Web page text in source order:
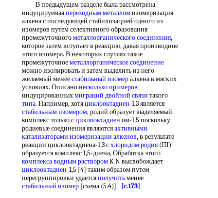
В предыдущем разделе была рассмотрена
индуцируемаяпереходным металломизомеризация
алкена с последующей стабилизацией одного из
изомеров путем селективного образования
промежуточногометаллорганического соединения,
которое затем вступает в реакцию, давая производное
этого изомера. В некоторых случаях такое
промежуточноеметаллорганическое соединение
можно изолировать и затем выделить из него
желаемый менеестабильный изомералкена в мягких
условиях. Описанонесколько примеров
индуцированныхмиграций двойной связи такого
типа. Например, хотяциклооктадиен-1,3 является
стабильным изомером, родий образует выделяемый
комплекс только сциклооктадиен ом-1,5 поскольку
родиевые соединения являютсяактивными
катализаторами изомеризации алкенов, в результате
реакции циклооктадиена-1,3 схлоридом родия (III)
образуется комплекс 1,5-диена, Обработка этого
комплекса водным растворомK N высвобождает
циклооктадиен-1,5 [4] таким образом путем
перегруппировки удаетсяполучитьменее
стабильный изомер [схема (5.4)].
[c.173]